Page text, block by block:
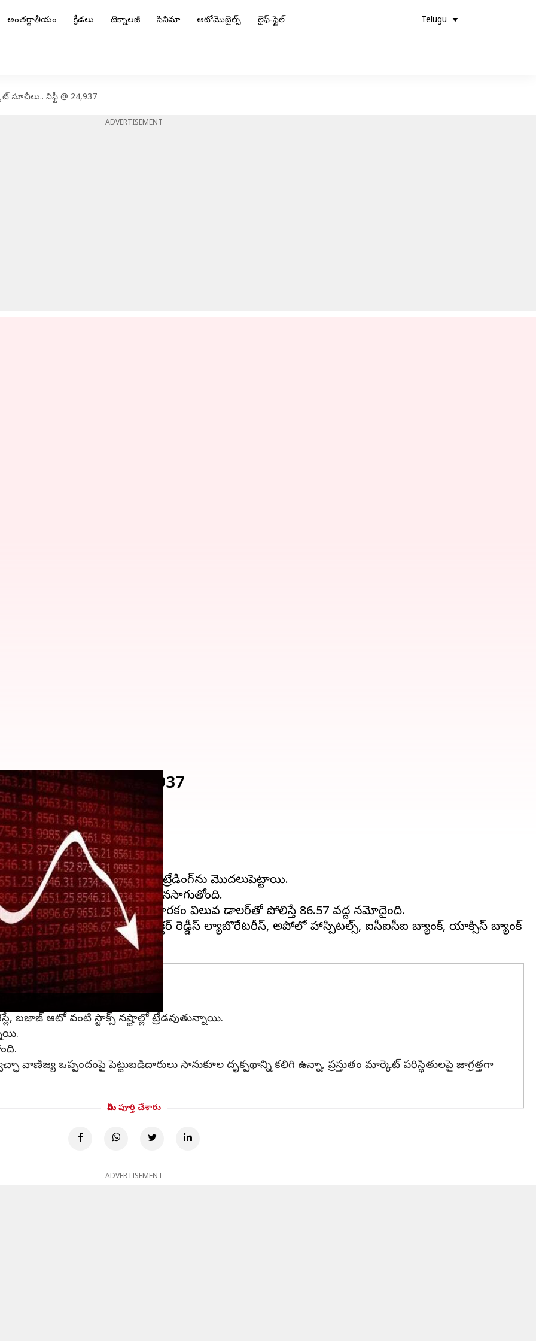
అంతర్జాతీయం క్రీడలు టెక్నాలజీ సినిమా ఆటోమొబైల్స్ లైఫ్-స్టైల్ Telugu
సూచీలు.. నిఫ్టీ @ 24,937
ADVERTISEMENT
నిఫ్టీ @ 24,937
భారత మార్కెట్లు నెగటివ్‌గా ట్రేడింగ్‌ను మొదలుపెట్టాయి.
పడిపోయి 81,818 స్థాయిలో కొనసాగుతోంది.
ఈ సమయంలో రూపాయి మారకం విలువ డాలర్‌తో పోలిస్తే 86.57 వద్ద నమోదైంది.
ఎస్‌బీఐ లైఫ్ ఇన్సూరెన్స్‌, డాక్టర్ రెడ్డీస్ ల్యాబొరేటరీస్‌, అపోలో హాస్పిటల్స్‌, ఐసీఐసీఐ బ్యాంక్‌, యాక్సిస్ బ్యాంక్
బజాజ్ ఆటో వంటి స్టాక్స్ నష్టాల్లో ట్రేడవుతున్నాయి.
వాణిజ్య ఒప్పందంపై పెట్టుబడిదారులు సానుకూల దృక్పథాన్ని కలిగి ఉన్నా, ప్రస్తుతం మార్కెట్ పరిస్థితులపై జాగ్రత్తగా
మీరు పూర్తి చేశారు
ADVERTISEMENT